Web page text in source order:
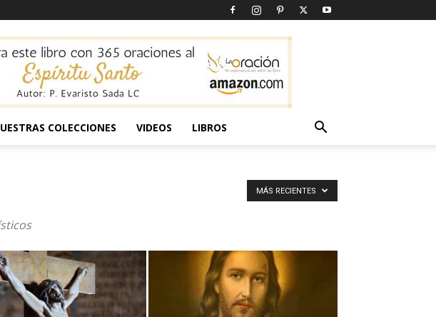
COLECCIONES VIDEOS LIBROS
MÁS RECIENTES